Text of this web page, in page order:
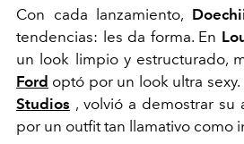
Con cada lanzamiento,
tendencias: les da forma. En
un look limpio y estructurado,
Ford optó por un look ultra
Studios , volvió a demostrar su
por un outfit tan llamativo como